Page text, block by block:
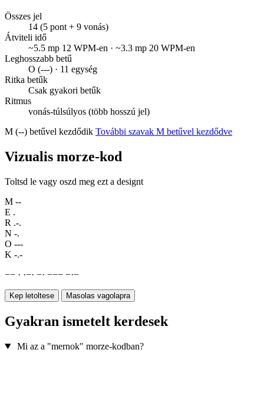
Összes jel
14 (5 pont + 9 vonás)
Átviteli idő
~5.5 mp 12 WPM-en · ~3.3 mp 20 WPM-en
Leghosszabb betű
O (---) · 11 egység
Ritka betűk
Csak gyakori betűk
Ritmus
vonás-túlsúlyos (több hosszú jel)
M (--) betűvel kezdődik További szavak M betűvel kezdődve
Vizualis morze-kod
Toltsd le vagy oszd meg ezt a designt
M --
E .
R .-.
N -.
O ---
K -.-
−− · ·−· −· −−− −·−
Kep letoltese Masolas vagolapra
Gyakran ismetelt kerdesek
Mi az a "mernok" morze-kodban?